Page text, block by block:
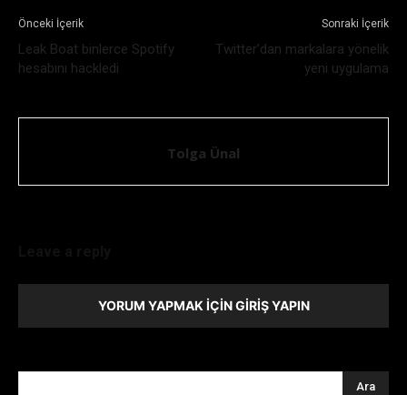
Önceki İçerik
Leak Boat binlerce Spotify
hesabını hackledi
Sonraki İçerik
Twitter’dan markalara yönelik
yeni uygulama
Tolga Ünal
YORUM YAPMAK İÇIN GIRIŞ YAPIN